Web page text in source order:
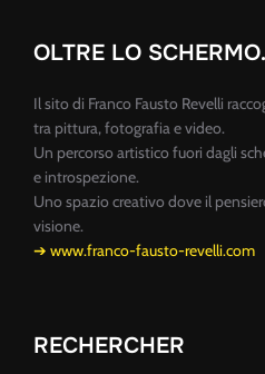
OLTRE LO
Il sito di Franco Fausto Revelli
tra pittura, fotografia e video.
Un percorso artistico fuori dagli
e introspezione.
Uno spazio creativo dove il
visione.
➔ www.franco-fausto-revelli.com
RECHERCHER